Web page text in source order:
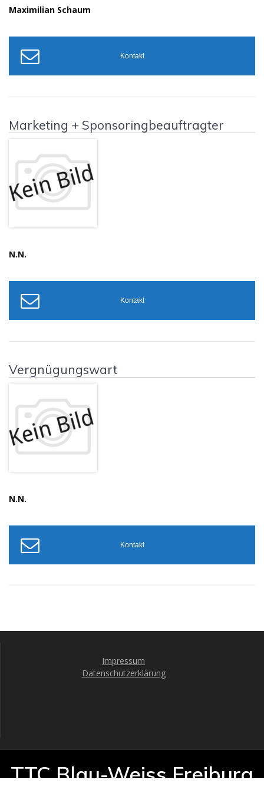
Maximilian Schaum
Kontakt
Marketing + Sponsoringbeauftragter
N.N.
Kontakt
Vergnügungswart
N.N.
Kontakt
Impressum
Datenschutzerklärung
TTC Blau-Weiss Freiburg